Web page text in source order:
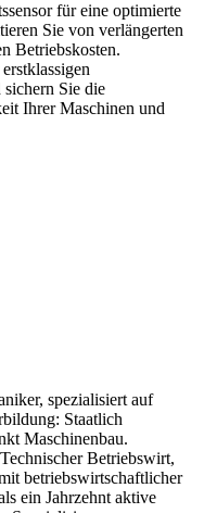
für eine optimierte
Sie von verlängerten
Betriebskosten.
Sie die
Ihrer Maschinen und
spezialisiert auf
Staatlich
Maschinenbau.
Betriebswirt,
betriebswirtschaftlicher
ein Jahrzehnt aktive